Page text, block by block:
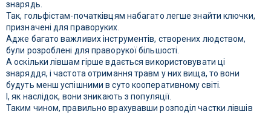
знарядь.
Так, гольфістам-початківцям набагато легше знайти ключки,
призначені для праворуких.
Адже багато важливих інструментів, створених людством,
були розроблені для праворукої більшості.
А оскільки лівшам гірше вдається використовувати ці
знаряддя, і частота отримання травм у них вища, то вони
будуть менш успішними в суто кооперативному світі.
І, як наслідок, вони зникають з популяції.
Таким чином, правильно врахувавши розподіл частки лівшів